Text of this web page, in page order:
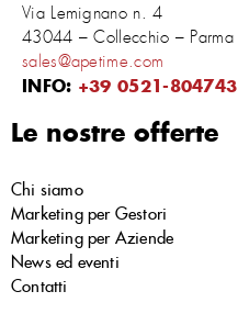
Via Lemignano n. 4
43044 – Collecchio – Parma
sales@apetime.com
INFO: +39 0521-804743
Le nostre offerte
Chi siamo
Marketing per Gestori
Marketing per Aziende
News ed eventi
Contatti